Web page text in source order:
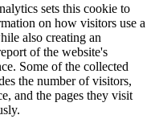
sets this cookie to
on how visitors use a
also creating an
of the website's
Some of the collected
the number of visitors,
and the pages they visit